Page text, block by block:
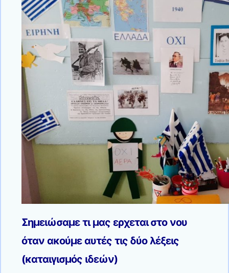
Σημειώσαμε τι μας ερχεται στο νου
όταν ακούμε αυτές τις δύο λέξεις
(καταιγισμός ιδεών)